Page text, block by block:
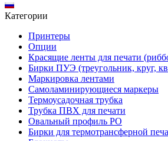
Категории
Принтеры
Опции
Красящие ленты для печати
Бирки ПУЭ (треугольник, круг,
Маркировка лентами
Самоламинирующиеся маркеры
Термоусадочная трубка
Трубка ПВХ для печати
Овальный профиль PO
Бирки для термотрансферной